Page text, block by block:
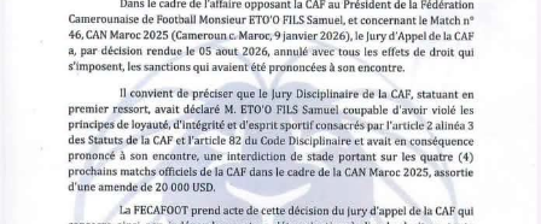
L’aventure de Yvan Neyou à Getafe ne se déroule pas
comme prévu. Arrivé lors du dernier mercato estival, le
Lion Indomptable peine à s’imposer dans la rotation de
son entraîneur. Ses apparitions sont devenues rares, ce
qui alimente naturellement les rumeurs autour de son
avenir.
À y regarder de plus près, un départ temporaire